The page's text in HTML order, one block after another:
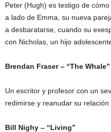
Peter (Hugh) es testigo de
a lado de Emma, su nueva
a desbaratarse, cuando su
con Nicholas, un hijo
Brendan Fraser – “The Whale”
Un escritor y profesor con un
redimirse y reanudar su relación
Bill Nighy – “Living”